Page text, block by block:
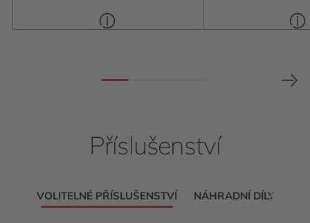
Příslušenství
VOLITELNÉ PŘÍSLUŠENSTVÍ NÁHRADNÍ DÍLY